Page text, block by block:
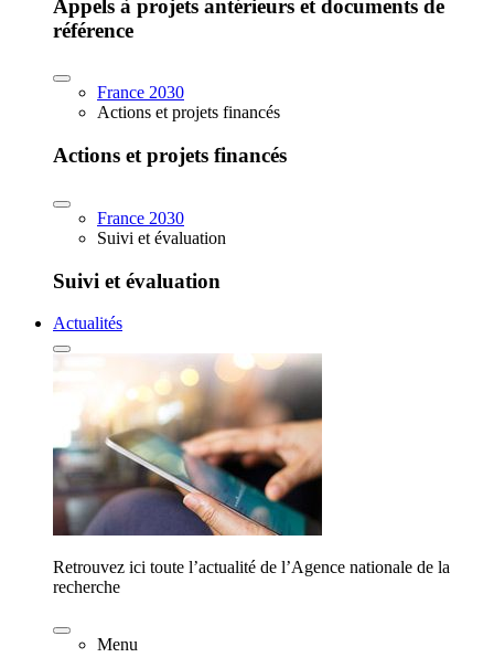
Appels à projets antérieurs et documents de
référence
France 2030
Actions et projets financés
Actions et projets financés
France 2030
Suivi et évaluation
Suivi et évaluation
Actualités
Retrouvez ici toute l’actualité de l’Agence nationale de la
recherche
Menu